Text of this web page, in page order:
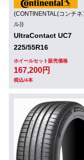
(CONTINENTAL(コンチネ
ル))
UltraContact UC7
225/55R16
ホイールセット販売価格
167,200円
税込/4本